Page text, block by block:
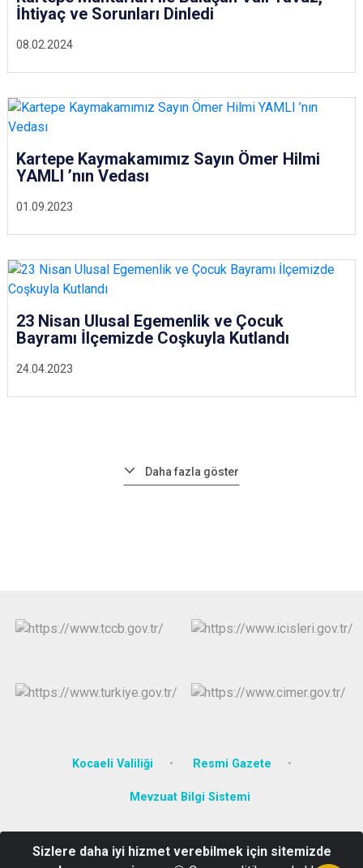
08.02.2024
İhtiyaç ve Sorunları Dinledi
01.09.2023
Kartepe Kaymakamımız Sayın Ömer Hilmi
YAMLI ’nın Vedası
24.04.2023
23 Nisan Ulusal Egemenlik ve Çocuk
Bayramı İlçemizde Coşkuyla Kutlandı
Daha fazla göster
Kocaeli Valiliği Resmi Gazete
Mevzuat Bilgi Sistemi
Kartepe/KOCAELİ
Sizlere daha iyi hizmet verebilmek için sitemizde